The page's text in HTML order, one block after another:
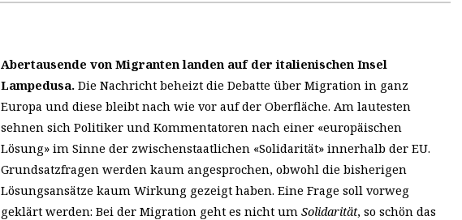
Abertausende von Migranten landen auf der italienischen Insel
Lampedusa. Die Nachricht beheizt die Debatte über Migration in ganz
Europa und diese bleibt nach wie vor auf der Oberfläche. Am lautesten
sehnen sich Politiker und Kommentatoren nach einer «europäischen
Lösung» im Sinne der zwischenstaatlichen «Solidarität» innerhalb der EU.
Grundsatzfragen werden kaum angesprochen, obwohl die bisherigen
Lösungsansätze kaum Wirkung gezeigt haben. Eine Frage soll vorweg
geklärt werden: Bei der Migration geht es nicht um Solidarität, so schön das